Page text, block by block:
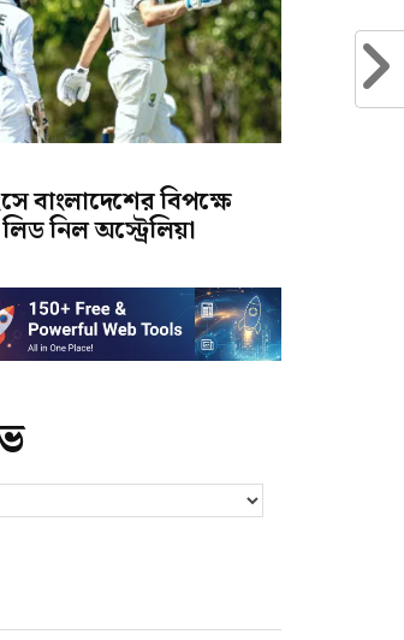
বাংলাদেশের বিপক্ষে
নিল অস্ট্রেলিয়া